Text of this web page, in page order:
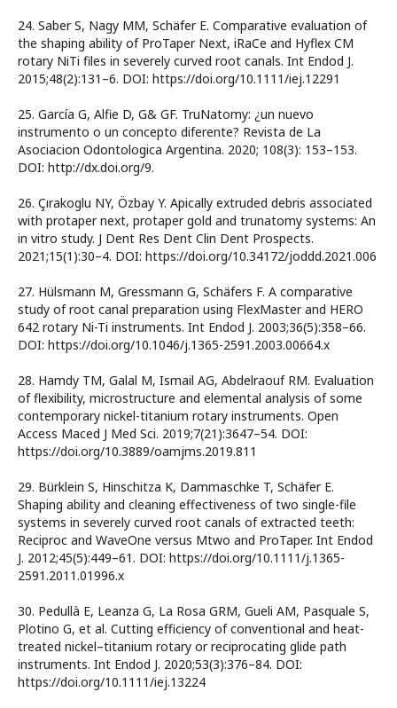
24. Saber S, Nagy MM, Schäfer E. Comparative evaluation of
the shaping ability of ProTaper Next, iRaCe and Hyflex CM
rotary NiTi files in severely curved root canals. Int Endod J.
2015;48(2):131–6. DOI: https://doi.org/10.1111/iej.12291
25. García G, Alfie D, G& GF. TruNatomy: ¿un nuevo
instrumento o un concepto diferente? Revista de La
Asociacion Odontologica Argentina. 2020; 108(3): 153–153.
DOI: http://dx.doi.org/9.
26. Çırakoglu NY, Özbay Y. Apically extruded debris associated
with protaper next, protaper gold and trunatomy systems: An
in vitro study. J Dent Res Dent Clin Dent Prospects.
2021;15(1):30–4. DOI: https://doi.org/10.34172/joddd.2021.006
27. Hülsmann M, Gressmann G, Schäfers F. A comparative
study of root canal preparation using FlexMaster and HERO
642 rotary Ni-Ti instruments. Int Endod J. 2003;36(5):358–66.
DOI: https://doi.org/10.1046/j.1365-2591.2003.00664.x
28. Hamdy TM, Galal M, Ismail AG, Abdelraouf RM. Evaluation
of flexibility, microstructure and elemental analysis of some
contemporary nickel-titanium rotary instruments. Open
Access Maced J Med Sci. 2019;7(21):3647–54. DOI:
https://doi.org/10.3889/oamjms.2019.811
29. Bürklein S, Hinschitza K, Dammaschke T, Schäfer E.
Shaping ability and cleaning effectiveness of two single-file
systems in severely curved root canals of extracted teeth:
Reciproc and WaveOne versus Mtwo and ProTaper. Int Endod
J. 2012;45(5):449–61. DOI: https://doi.org/10.1111/j.1365-
2591.2011.01996.x
30. Pedullà E, Leanza G, La Rosa GRM, Gueli AM, Pasquale S,
Plotino G, et al. Cutting efficiency of conventional and heat-
treated nickel–titanium rotary or reciprocating glide path
instruments. Int Endod J. 2020;53(3):376–84. DOI:
https://doi.org/10.1111/iej.13224